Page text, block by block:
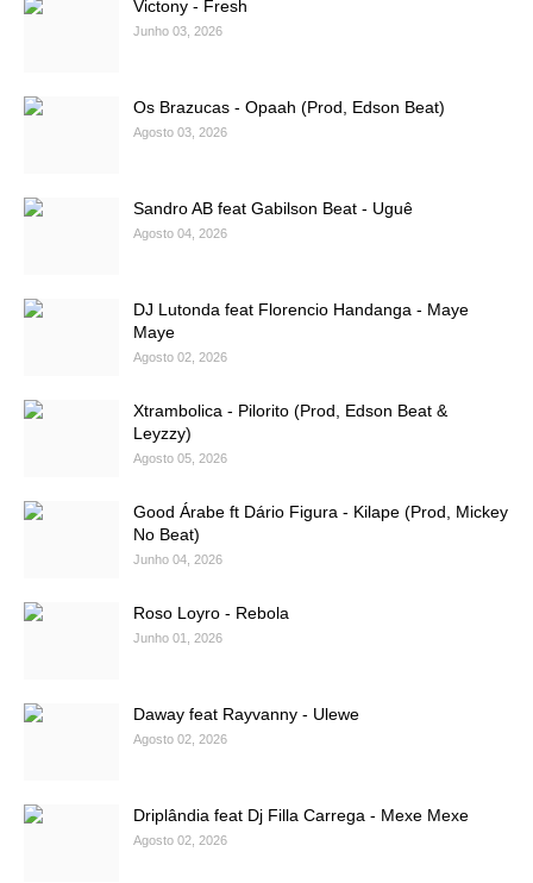
Victony - Fresh
Junho 03, 2026
Os Brazucas - Opaah (Prod, Edson Beat)
Agosto 03, 2026
Sandro AB feat Gabilson Beat - Uguê
Agosto 04, 2026
DJ Lutonda feat Florencio Handanga - Maye
Maye
Agosto 02, 2026
Xtrambolica - Pilorito (Prod, Edson Beat &
Leyzzy)
Agosto 05, 2026
Good Árabe ft Dário Figura - Kilape (Prod, Mickey
No Beat)
Junho 04, 2026
Roso Loyro - Rebola
Junho 01, 2026
Daway feat Rayvanny - Ulewe
Agosto 02, 2026
Driplândia feat Dj Filla Carrega - Mexe Mexe
Agosto 02, 2026